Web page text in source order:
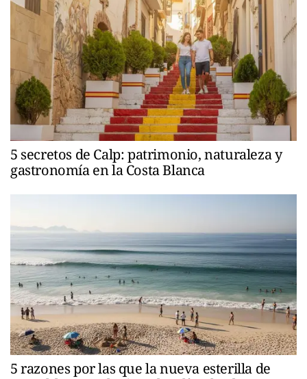
5 secretos de Calp: patrimonio, naturaleza y
gastronomía en la Costa Blanca
5 razones por las que la nueva esterilla de